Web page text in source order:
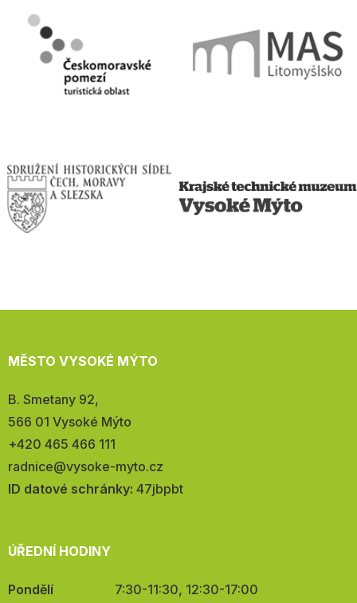
MĚSTO VYSOKÉ MÝTO
Adresa:
B. Smetany 92,
566 01 Vysoké Mýto
Telefon:
+420 465 466 111
E-
mail:
radnice@vysoke-myto.cz
ID datové schránky: 47jbpbt
ÚŘEDNÍ HODINY
Pondělí
7:30-11:30, 12:30-17:00